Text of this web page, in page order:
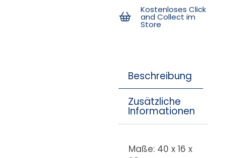
Kostenloses Click
and Collect im
Store
Beschreibung
Zusätzliche
Informationen
Maße: 40 x 16 x